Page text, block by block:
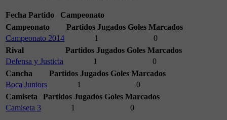
Fecha Partido
Campeonato
Campeonato
Partidos Jugados Goles Marcados
Campeonato 2014
1
0
Rival
Partidos Jugados Goles Marcados
Defensa y Justicia
1
0
Cancha
Partidos Jugados Goles Marcados
Boca Juniors
1
0
Camiseta
Partidos Jugados Goles Marcados
Camiseta 3
1 0